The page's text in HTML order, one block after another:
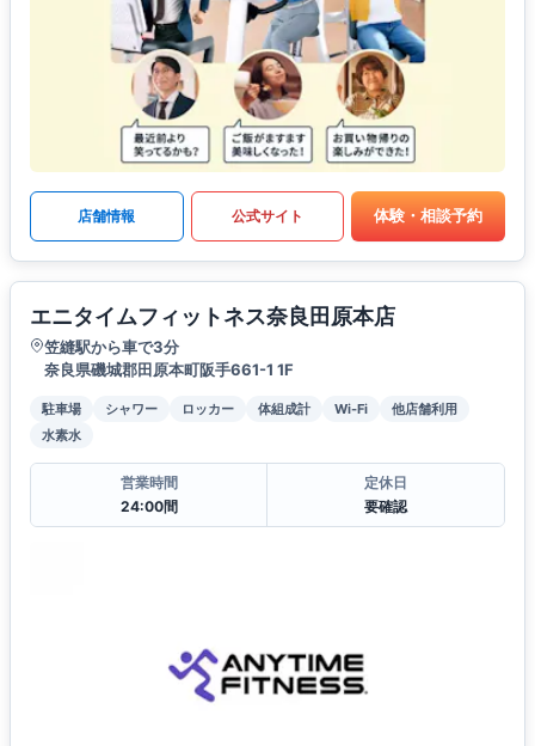
店舗情報 公式サイト 体験・相談予約
エニタイムフィットネス奈良田原本店
笠縫駅から車で3分
奈良県磯城郡田原本町阪手661-1 1F
駐車場 シャワー ロッカー 体組成計 Wi-Fi
他店舗利用
水素水
営業時間
24:00間
定休日
要確認